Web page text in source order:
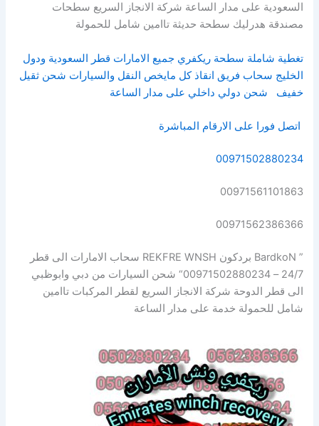
السعودية على مدار الساعة شركة الانجاز السريع سطحات
مصندقة هدرليك سطحة حديثة تاامين شامل للحمولة
تغطية شاملة سطحة ريكفري جميع الامارات قطر السعودية ودول
الخليج سحاب فريق انقاذ كل مايخص النقل والسيارات شحن ثقيل
خفيف
شحن دولي داخلي على مدار الساعة
اتصل فورا على الارقام المباشرة
00971502880234
00971561101863
00971562386366
” BardkoN بردكون REKFRE WNSH سحاب الامارات الى قطر
24/7 – 00971502880234“ شحن السيارات من دبي وابوظبي
الى قطر الدوحة شركة الانجاز السريع لقطر المركبات تاامين
شامل للحمولة خدمة على مدار الساعة